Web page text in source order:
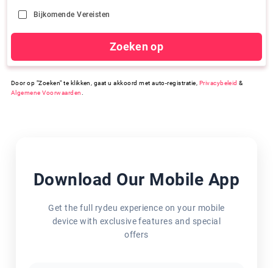
Bijkomende Vereisten
Zoeken op
Door op "Zoeken" te klikken, gaat u akkoord met auto-registratie, Privacybeleid &
Algemene Voorwaarden
Download Our Mobile App
Get the full rydeu experience on your mobile
device with exclusive features and special
offers